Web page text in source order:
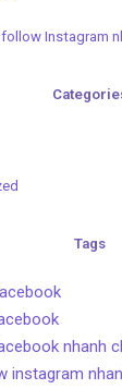
Instagram
Tags
nhanh
instagram